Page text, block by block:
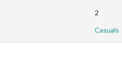
2
Casuals